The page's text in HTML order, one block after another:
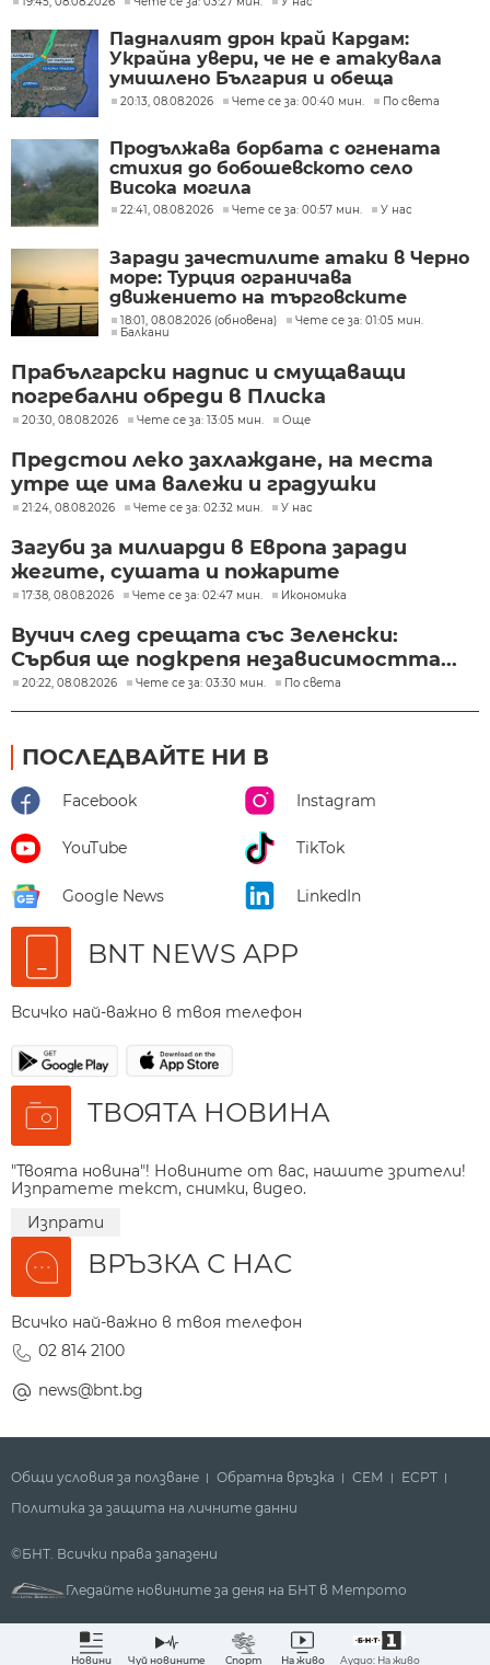
Падналият дрон край Кардам:
Украйна увери, че не е атакувала
умишлено България и обеща
разследване
20:13, 08.08.2026 Чете се за: 00:40 мин. По света
Продължава борбата с огнената
стихия до бобошевското село
Висока могила
22:41, 08.08.2026 Чете се за: 00:57 мин. У нас
Заради зачестилите атаки в Черно
море: Турция ограничава
движението на търговските
кораби
18:01, 08.08.2026 (обновена)
Чете се за: 01:05 мин.
Балкани
Прабългарски надпис и смущаващи
погребални обреди в Плиска
20:30, 08.08.2026 Чете се за: 13:05 мин. Още
Предстои леко захлаждане, на места
утре ще има валежи и градушки
21:24, 08.08.2026 Чете се за: 02:32 мин. У нас
Загуби за милиарди в Европа заради
жегите, сушата и пожарите
17:38, 08.08.2026 Чете се за: 02:47 мин. Икономика
Вучич след срещата със Зеленски:
Сърбия ще подкрепя независимостта...
20:22, 08.08.2026 Чете се за: 03:30 мин. По света
ПОСЛЕДВАЙТЕ НИ В
Facebook Instagram
YouTube TikTok
Google News LinkedIn
BNT NEWS APP
Всичко най-важно в твоя телефон
ТВОЯТА НОВИНА
"Твоята новина"! Новините от вас, нашите зрители!
Изпратете текст, снимки, видео.
Изпрати
ВРЪЗКА С НАС
Всичко най-важно в твоя телефон
02 814 2100
news@bnt.bg
Новини Чуй новините Спорт На живо Аудио: На живо
Общи условия за ползване Обратна връзка СЕМ
ECPT
Политика за защита на личните данни
©БНТ. Всички права запазени
Гледайте новините за деня на БНТ в Метрото